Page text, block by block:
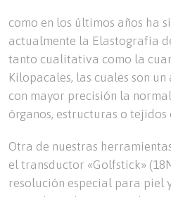
como en los últimos años ha
actualmente la Elastografía
tanto cualitativa como la
Kilopacales, las cuales son
con mayor precisión la
órganos, estructuras o tejidos
Otra de nuestras
el transductor «Golfstick»
resolución especial para piel